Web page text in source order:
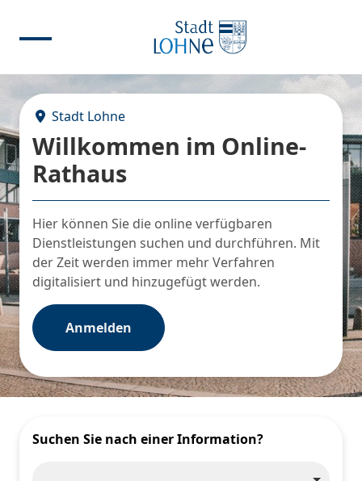
Stadt Lohne
Willkommen im Online-
Rathaus
Hier können Sie die online verfügbaren
Dienstleistungen suchen und durchführen. Mit
der Zeit werden immer mehr Verfahren
digitalisiert und hinzugefügt werden.
Anmelden
Suchen Sie nach einer Information?